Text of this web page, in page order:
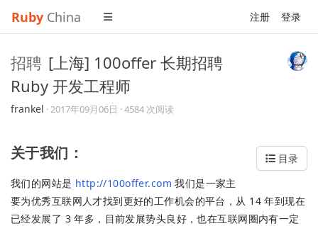
Ruby China 注册 登录
招聘 [上海] 100offer 长期招聘
Ruby 开发工程师
frankel ·2017年09月06日 · 4584 次阅读
目录
关于我们：
我们的网站是 http://100offer.com 我们是一家主
要为优秀互联网人才找到更好的工作机会的平台，从 14 年到现在
已经发展了 3 年多，目前发展势头良好，也在互联网圈内有一定